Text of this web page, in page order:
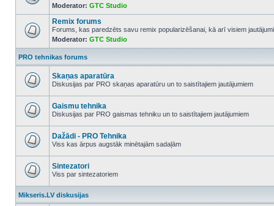
No
unread
posts
Moderator: GTC Studio
No
unread
posts
Remix forums
Forums, kas paredzēts savu remix popularizēšanai, kā arī visiem
Moderator: GTC Studio
PRO tehnikas forums
unread
posts
Skaņas aparatūra
Diskusijas par PRO skaņas aparatūru un to saistītajiem jautājumiem
unread
posts
Gaismu tehnika
Diskusijas par PRO gaismas tehniku un to saistītajiem jautājumiem
unread
posts
Dažādi - PRO Tehnika
Viss kas ārpus augstāk minētajām sadaļām
unread
posts
Sintezatori
Viss par sintezatoriem
Mikseris.LV diskusijas